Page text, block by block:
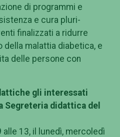
di programmi e
e cura pluri-
finalizzati a ridurre
della malattia diabetica, e
delle persone con
gli interessati
Segreteria didattica del
13, il lunedì, mercoledì